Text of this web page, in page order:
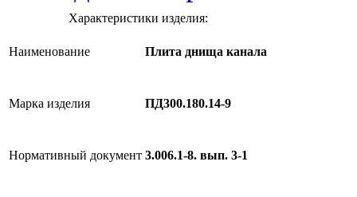
Характеристики изделия:
Наименование Плита днища канала
Марка изделия ПД300.180.14-9
Нормативный документ 3.006.1-8. вып. 3-1